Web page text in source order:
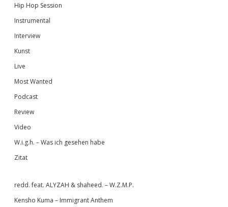
Hip Hop Session
Instrumental
Interview
Kunst
Live
Most Wanted
Podcast
Review
Video
W.i.g.h. – Was ich gesehen habe
Zitat
redd. feat. ALYZAH & shaheed. – W.Z.M.P.
Kensho Kuma – Immigrant Anthem